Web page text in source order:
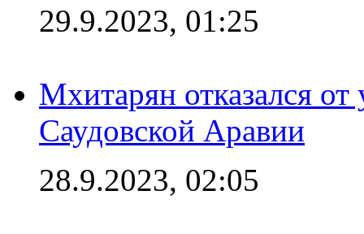
29.9.2023, 01:25
Мхитарян отказался от
Саудовской Аравии
28.9.2023, 02:05